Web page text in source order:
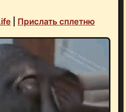
Прислать сплетню